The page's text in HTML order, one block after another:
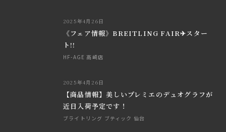
2025年4月26日
《フェア情報》BREITLING FAIR✈スター
ト!!
HF-AGE 高崎店
2025年4月26日
【商品情報】美しいプレミエのデュオグラフが
近日入荷予定です！
ブライトリング ブティック 仙台